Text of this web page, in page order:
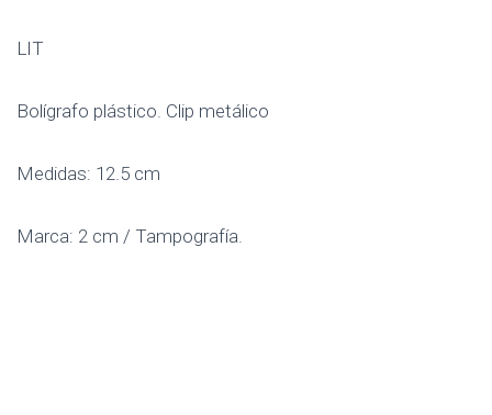
LIT
Bolígrafo plástico. Clip metálico
Medidas: 12.5 cm
Marca: 2 cm / Tampografía.